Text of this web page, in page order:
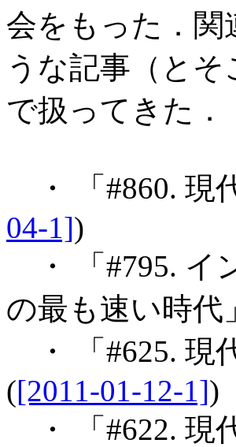
会をもった．
うな記事（と
で扱ってきた．
・ 「#860. 現
04-1])
・ 「#795. イ
の最も速い時代
・ 「#625. 現
([2011-01-12-1])
・ 「#622. 現